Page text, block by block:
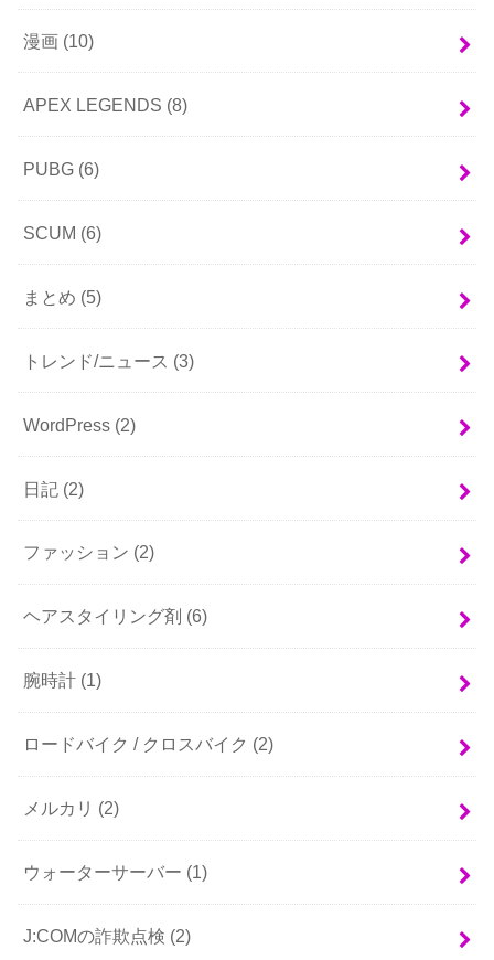
漫画 (10)
APEX LEGENDS (8)
PUBG (6)
SCUM (6)
まとめ (5)
トレンド/ニュース (3)
WordPress (2)
日記 (2)
ファッション (2)
ヘアスタイリング剤 (6)
腕時計 (1)
ロードバイク / クロスバイク (2)
メルカリ (2)
ウォーターサーバー (1)
J:COMの詐欺点検 (2)